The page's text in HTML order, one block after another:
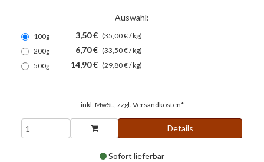
Auswahl:
100g 3,50 € (35,00 € / kg)
200g
6,70 € (33,50 € / kg)
500g
14,90 € (29,80 € / kg)
inkl. MwSt., zzgl. Versandkosten*
Details
Sofort lieferbar